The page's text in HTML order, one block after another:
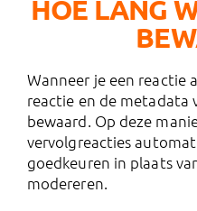
HOE LANG
Wanneer je een reactie
reactie en de metadata
bewaard. Op deze
vervolgreacties
goedkeuren in plaats
modereren.